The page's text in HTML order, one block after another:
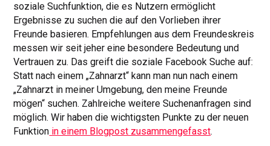
soziale Suchfunktion, die es Nutzern ermöglicht
Ergebnisse zu suchen die auf den Vorlieben ihrer
Freunde basieren. Empfehlungen aus dem Freundeskreis
messen wir seit jeher eine besondere Bedeutung und
Vertrauen zu. Das greift die soziale Facebook Suche auf:
Statt nach einem „Zahnarzt“ kann man nun nach einem
„Zahnarzt in meiner Umgebung, den meine Freunde
mögen“ suchen. Zahlreiche weitere Suchenanfragen sind
möglich. Wir haben die wichtigsten Punkte zu der neuen
Funktion in einem Blogpost zusammengefasst.